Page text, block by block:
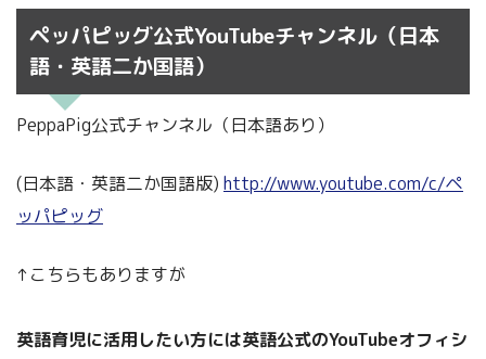
ペッパピッグ公式YouTubeチャンネル（日本
語・英語二か国語）
PeppaPig公式チャンネル（日本語あり）
(日本語・英語二か国語版) http://www.youtube.com/c/ペ
ッパピッグ
↑こちらもありますが
英語育児に活用したい方には英語公式のYouTubeオフィシ